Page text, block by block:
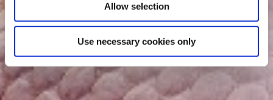
Allow selection
Use necessary cookies only